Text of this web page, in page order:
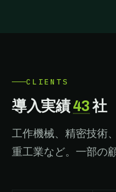
CLIENTS
導入実績43社
工作機械、精密技術
重工業など。一部の